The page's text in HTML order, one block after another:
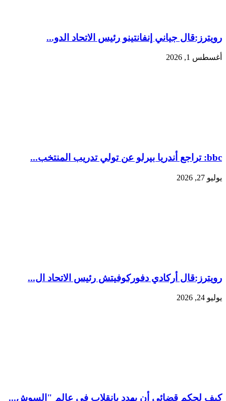
رويترز:‏قال جياني إنفانتينو رئيس الاتحاد الدو...
أغسطس 1, 2026
bbc: تراجع أندريا بيرلو عن تولي تدريب المنتخب...
يوليو 27, 2026
رويترز:‏قال أركادي دفوركوفيتش رئيس الاتحاد ال...
يوليو 24, 2026
كيف لحكم قضائي أن يهدد بانقلاب في عالم "السوش...